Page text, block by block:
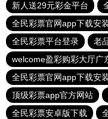
新人送29元彩金平台
全民彩票官网app下载安
全民彩票平台登录
老
welcome盈彩购彩大厅广
全民彩票官网app下载安
顶级彩票app官方网站
全民彩票安卓版下载